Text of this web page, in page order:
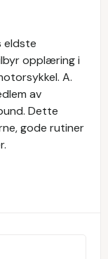
eldste
opplæring i
A.
av
Dette
gode rutiner